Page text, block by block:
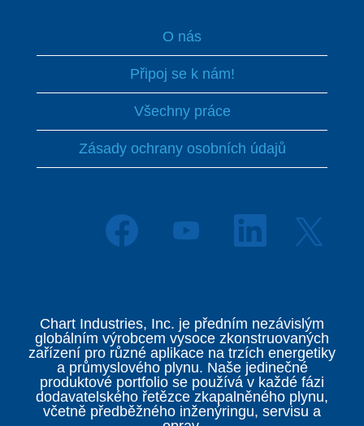
O nás
Připoj se k nám!
Všechny práce
Zásady ochrany osobních údajů
O
e
n
a
n
o
v
é
O
e
n
a
n
o
v
é
k
O
e
e
n
a
n
o
v
é
O
e
n
a
n
o
v
é
Chart Industries, Inc. je předním nezávislým
globálním výrobcem vysoce zkonstruovaných
zařízení pro různé aplikace na trzích energetiky
a průmyslového plynu. Naše jedinečné
produktové portfolio se používá v každé fázi
dodavatelského řetězce zkapalněného plynu,
včetně předběžného inženýringu, servisu a